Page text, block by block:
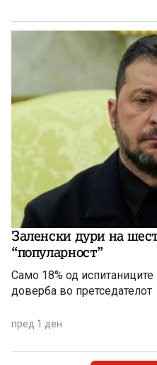
Заленски дури на шесто
“популарност”
Само 18% од
доверба во претседателот
пред 1 ден